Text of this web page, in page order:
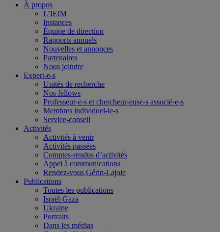
À propos
L’IEIM
Instances
Équipe de direction
Rapports annuels
Nouvelles et annonces
Partenaires
Nous joindre
Expert-e-s
Unités de recherche
Nos fellows
Professeur-e-s et chercheur-euse-s associé-e-s
Membres individuel-le-s
Service-conseil
Activités
Activités à venir
Activités passées
Comptes-rendus d’activités
Appel à communications
Rendez-vous Gérin-Lajoie
Publications
Toutes les publications
Israël-Gaza
Ukraine
Portraits
Dans les médias